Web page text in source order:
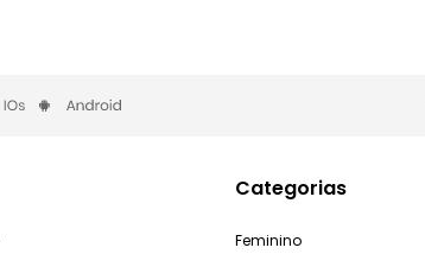
Categorias
Feminino